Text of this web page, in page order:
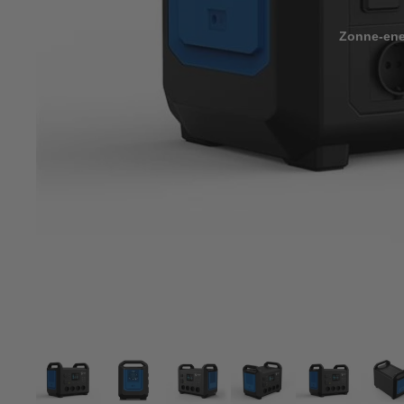
Zonne-